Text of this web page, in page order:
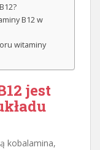
B12 w
witaminy
jest
kobalamina,